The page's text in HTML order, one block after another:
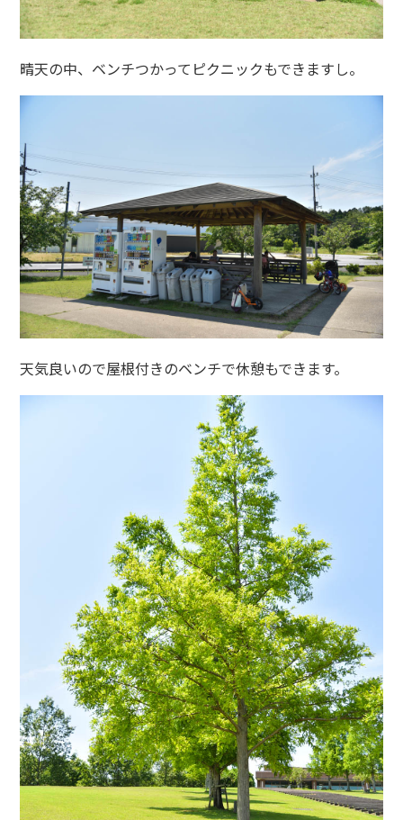
晴天の中、ベンチつかってピクニックもできますし。
天気良いので屋根付きのベンチで休憩もできます。